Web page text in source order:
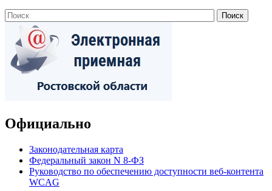
Официально
Законодательная карта
Федеральный закон N 8-ФЗ
Руководство по обеспечению доступности веб-контента
WCAG